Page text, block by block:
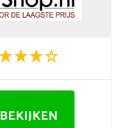
BEKIJKEN